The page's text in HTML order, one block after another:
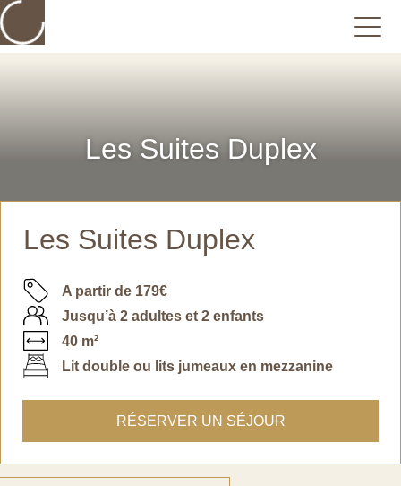
Les Suites Duplex
Les Suites Duplex
A partir de 179€
Jusqu’à 2 adultes et 2 enfants
40 m²
Lit double ou lits jumeaux en mezzanine
RÉSERVER UN SÉJOUR